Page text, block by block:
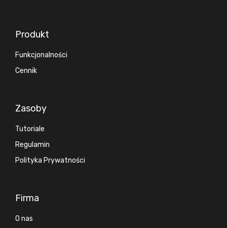
Produkt
Funkcjonalności
Cennik
Zasoby
Tutoriale
Regulamin
Polityka Prywatności
Firma
O nas